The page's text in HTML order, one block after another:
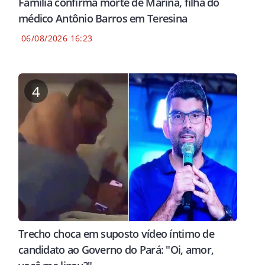
médico Antônio Barros em Teresina
06/08/2026 16:23
4
Trecho choca em suposto vídeo íntimo de
candidato ao Governo do Pará: "Oi, amor,